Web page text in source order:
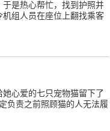
是热心帮忙，找到护照并
组人员在座位上翻找乘客
心爱的七只宠物猫留下了
负责之前照顾猫的人无法履